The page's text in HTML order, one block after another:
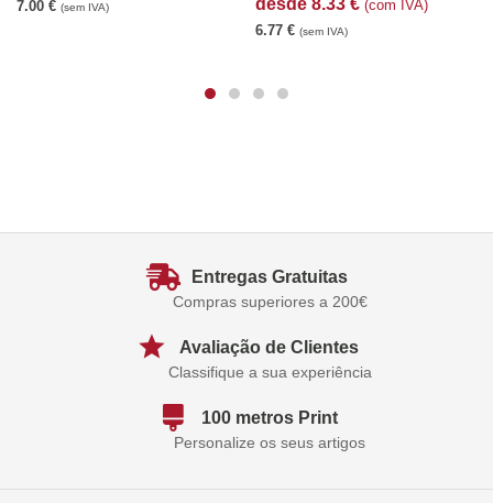
7.00 € (sem IVA)
(com IVA)
6.77 € (sem IVA)
Entregas Gratuitas
Compras superiores a 200€
Avaliação de Clientes
Classifique a sua experiência
100 metros Print
Personalize os seus artigos